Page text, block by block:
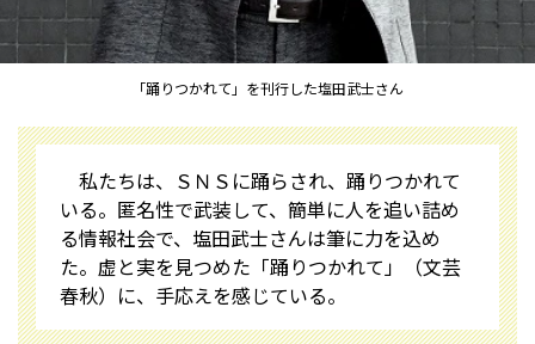
「踊りつかれて」を刊行した塩田武士さん
私たちは、ＳＮＳに踊らされ、踊りつかれて
いる。匿名性で武装して、簡単に人を追い詰め
る情報社会で、塩田武士さんは筆に力を込め
た。虚と実を見つめた「踊りつかれて」（文芸
春秋）に、手応えを感じている。